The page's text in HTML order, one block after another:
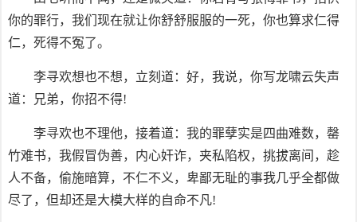
你的罪行，我们现在就让你舒舒服服的一死，你也算求仁得
仁，死得不冤了。
李寻欢想也不想，立刻道：好，我说，你写龙啸云失声
道：兄弟，你招不得!
李寻欢也不理他，接着道：我的罪孽实是四曲难数，罄
竹难书，我假冒伪善，内心奸诈，夹私陷权，挑拔离间，趁
人不备，偷施暗算，不仁不义，卑鄙无耻的事我几乎全都做
尽了，但却还是大模大样的自命不凡!